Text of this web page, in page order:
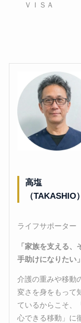
ＶＩＳＡ
高塩
（TAKASHIO）
ライフサポーター
「家族を支える、
手助けになりたい」
介護の重みや移動
変さを身をもって
ているからこそ、
心できる移動」に